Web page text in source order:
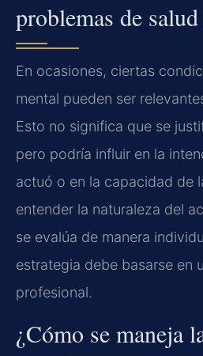
problemas de
En ocasiones, ciertas
mental pueden ser
Esto no significa que se
pero podría influir en la
actuó o en la capacidad de
entender la naturaleza del
se evalúa de manera
estrategia debe basarse en
profesional.
¿Cómo se maneja